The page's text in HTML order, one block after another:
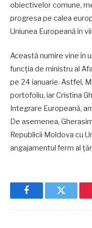
obiectivelor comune,
progresa pe calea
Uniunea Europeană în
Această numire vine în
funcția de ministru al
pe 24 ianuarie. Astfel,
portofoliu, iar Cristina
Integrare Europeană,
De asemenea,
Republicii Moldova cu
angajamentul ferm al
FacebookTwitter